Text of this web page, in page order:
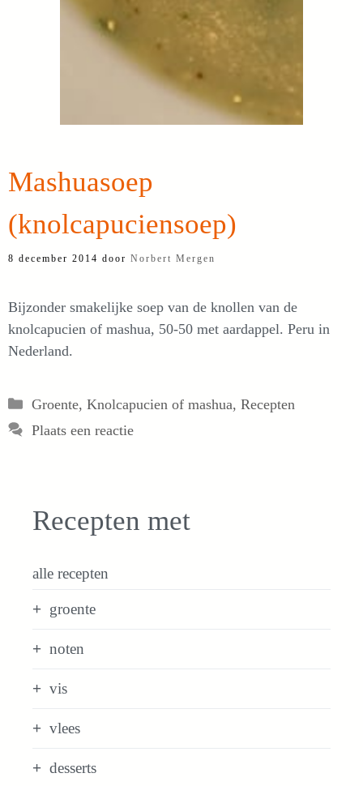
Mashuasoep
(knolcapuciensoep)
8 december 2014 door Norbert Mergen
Bijzonder smakelijke soep van de knollen van de
knolcapucien of mashua, 50-50 met aardappel. Peru in
Nederland.
Categorieën
Groente, Knolcapucien of mashua, Recepten
Plaats een reactie
Recepten met
alle recepten
groente
noten
vis
vlees
desserts